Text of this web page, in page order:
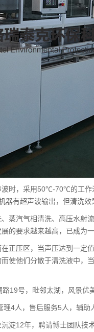
波时，采用50℃-70℃的工作
器有超声波输出，但清洗效
蒸汽气相清洗、高压水射
的要求越来越高，已成为
正压区，当声压达到一定
使他们分散于清洗液中，
19号，毗邻太湖，风景优
理4人，售后服务5人，辅助
淀12年，聘请博士团队